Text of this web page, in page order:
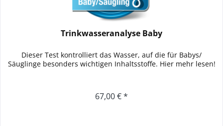
Trinkwasseranalyse Baby
Dieser Test kontrolliert das Wasser, auf die für Babys/
Säuglinge besonders wichtigen Inhaltsstoffe. Hier mehr lesen!
67,00 € *